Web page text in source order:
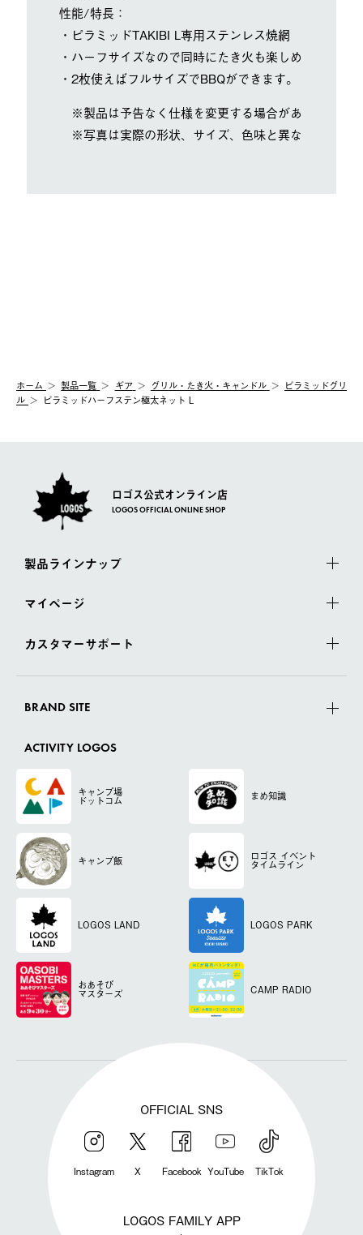
性能/特長：
・ピラミッドTAKIBI L専用ステンレス焼網
・ハーフサイズなので同時にたき火も楽しめます。
・2枚使えばフルサイズでBBQができます。
※製品は予告なく仕様を変更する場合があります。
※写真は実際の形状、サイズ、色味と異なる場合が
ホーム 製品⼀覧 ギア グリル・たき火・キャンドル
ピラミッドグリ
ル
ピラミッドハーフステン極太ネット L
ロゴス公式オンライン店
LOGOS OFFICIAL ONLINE SHOP
製品ラインナップ
マイページ
カスタマーサポート
BRAND SITE
ACTIVITY LOGOS
キャンプ場
ドットコム まめ知識
キャンプ飯 ロゴス イベント
タイムライン
LOGOS LAND LOGOS PARK
おあそび
マスターズ CAMP RADIO
OFFICIAL SNS
Instagram X Facebook YouTube TikTok
LOGOS FAMILY APP